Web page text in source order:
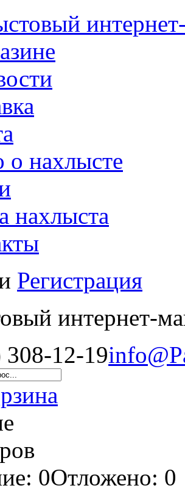
о нахлысте
нахлыста
Регистрация
интернет-
308-12-19
0Отложено: 0